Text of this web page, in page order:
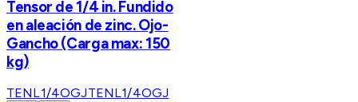
Tensor de 1/4 in. Fundido
en aleación de zinc. Ojo-
Gancho (Carga max: 150
kg)
TENL1/4OGJTENL1/4OGJ